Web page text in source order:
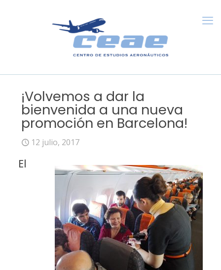
¡Volvemos a dar la
bienvenida a una nueva
promoción en Barcelona!
12 julio, 2017
El